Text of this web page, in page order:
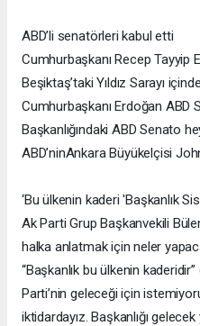
ABD’li senatörleri kabul etti
Cumhurbaşkanı Recep Tayyip
Beşiktaş’taki Yıldız Sarayı
Cumhurbaşkanı Erdoğan ABD
Başkanlığındaki ABD Senato
ABD’ninAnkara Büyükelçisi
‘Bu ülkenin kaderi 'Başkanlık
Ak Parti Grup Başkanvekili
halka anlatmak için neler
“Başkanlık bu ülkenin
Parti’nin geleceği için
iktidardayız. Başkanlığı